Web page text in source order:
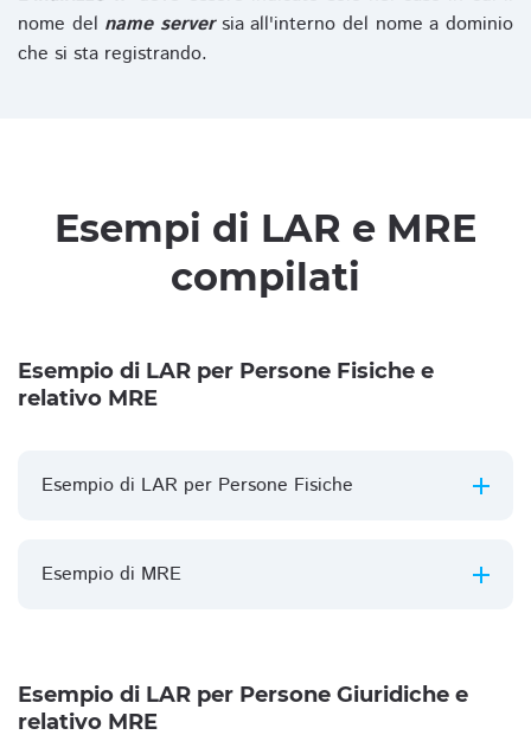
nome del name serversia all'interno del nome a dominio
che si sta registrando.
Esempi di LAR e MRE
compilati
Esempio di LAR per Persone Fisiche e
relativo MRE
Esempio di LAR per Persone Fisiche
Esempio di MRE
Esempio di LAR per Persone Giuridiche e
relativo MRE